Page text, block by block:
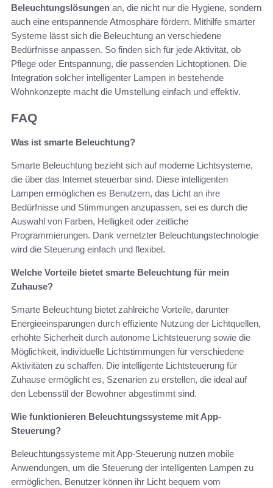
Beleuchtungslösungen an, die nicht nur die Hygiene, sondern
auch eine entspannende Atmosphäre fördern. Mithilfe smarter
Systeme lässt sich die Beleuchtung an verschiedene
Bedürfnisse anpassen. So finden sich für jede Aktivität, ob
Pflege oder Entspannung, die passenden Lichtoptionen. Die
Integration solcher intelligenter Lampen in bestehende
Wohnkonzepte macht die Umstellung einfach und effektiv.
FAQ
Was ist smarte Beleuchtung?
Smarte Beleuchtung bezieht sich auf moderne Lichtsysteme,
die über das Internet steuerbar sind. Diese intelligenten
Lampen ermöglichen es Benutzern, das Licht an ihre
Bedürfnisse und Stimmungen anzupassen, sei es durch die
Auswahl von Farben, Helligkeit oder zeitliche
Programmierungen. Dank vernetzter Beleuchtungstechnologie
wird die Steuerung einfach und flexibel.
Welche Vorteile bietet smarte Beleuchtung für mein
Zuhause?
Smarte Beleuchtung bietet zahlreiche Vorteile, darunter
Energieeinsparungen durch effiziente Nutzung der Lichtquellen,
erhöhte Sicherheit durch autonome Lichtsteuerung sowie die
Möglichkeit, individuelle Lichtstimmungen für verschiedene
Aktivitäten zu schaffen. Die intelligente Lichtsteuerung für
Zuhause ermöglicht es, Szenarien zu erstellen, die ideal auf
den Lebensstil der Bewohner abgestimmt sind.
Wie funktionieren Beleuchtungssysteme mit App-
Steuerung?
Beleuchtungssysteme mit App-Steuerung nutzen mobile
Anwendungen, um die Steuerung der intelligenten Lampen zu
ermöglichen. Benutzer können ihr Licht bequem vom